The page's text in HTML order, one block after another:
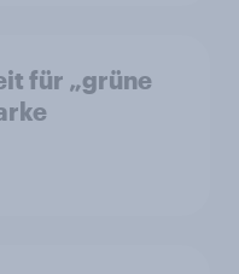
für „grüne